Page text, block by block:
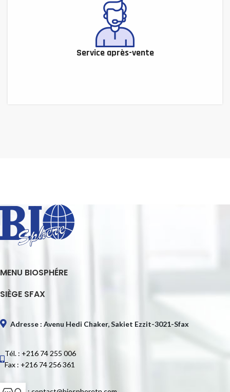
Service après-vente
MENU BIOSPHÉRE
SIÈGE SFAX
Adresse : Avenu Hedi Chaker, Sakiet Ezzit-3021-Sfax
Tél. : +216 74 255 006
Fax : +216 74 256 361